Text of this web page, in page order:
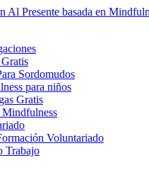
Sordomudos
para niños
Gratis
Voluntariado
Trabajo